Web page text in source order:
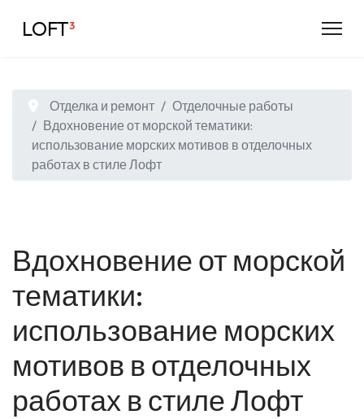
LOFT³
Отделка и ремонт
Отделочные работы
Вдохновение от морской тематики:
использование морских мотивов в отделочных
работах в стиле Лофт
Вдохновение от морской
тематики:
использование морских
мотивов в отделочных
работах в стиле Лофт